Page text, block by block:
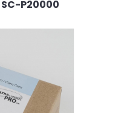
P20000